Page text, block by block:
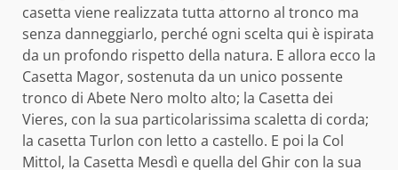
casetta viene realizzata tutta attorno al tronco ma
senza danneggiarlo, perché ogni scelta qui è ispirata
da un profondo rispetto della natura. E allora ecco la
Casetta Magor, sostenuta da un unico possente
tronco di Abete Nero molto alto; la Casetta dei
Vieres, con la sua particolarissima scaletta di corda;
la casetta Turlon con letto a castello. E poi la Col
Mittol, la Casetta Mesdì e quella del Ghir con la sua